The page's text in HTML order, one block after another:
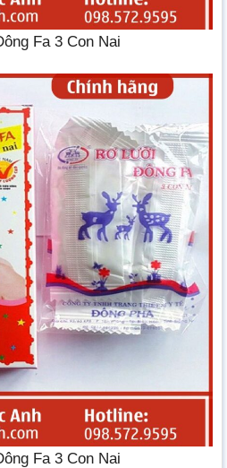
Fa 3 Con Nai
Fa 3 Con Nai